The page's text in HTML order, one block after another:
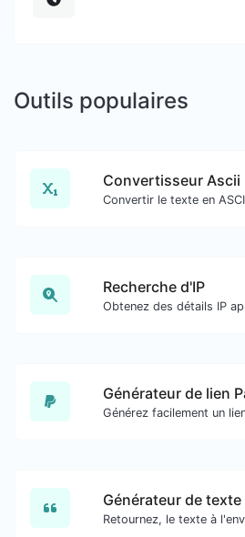
Outils populaires
Convertisseur Ascii
Recherche d'IP